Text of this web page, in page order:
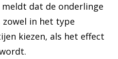
dat de onderlinge
in het type
kiezen, als het effect